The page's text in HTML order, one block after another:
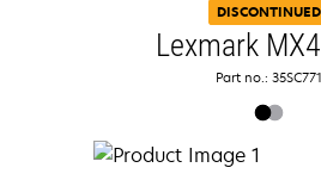
DISCONTINUED
Lexmark
Part no.: 35SC771